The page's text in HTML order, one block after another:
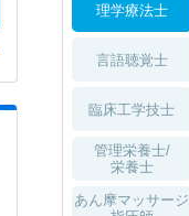
理学療法士
言語聴覚士
臨床工学技士
管理栄養士/
栄養士
あん摩マッサージ